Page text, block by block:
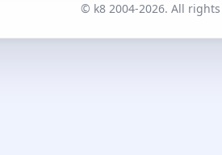
© k8 2004-2026. All